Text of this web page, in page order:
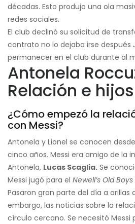
décadas. Esto produjo una ola
redes sociales.
El club declinó su solicitud de
contrato no lo dejaba irse después
permanecer en el club durante al
Antonela
Relación e hijos
¿Cómo empezó la
con Messi?
Antonela y Lionel se conocen
cinco años. Messi era amigo de la
Antonela, Lucas Scaglia. Se
Messi jugó para el Newell’s Old Boys
Pasaron gran parte del día a orillas
embargo, las noticias sobre la
círculo cercano. Se necesitó Messi